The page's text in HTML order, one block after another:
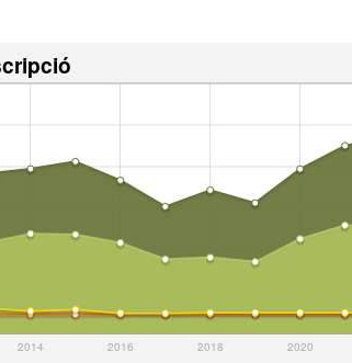
2014 2016 2018 2020